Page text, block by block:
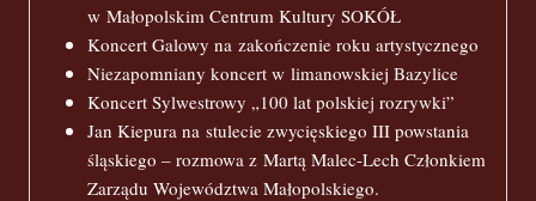
w Małopolskim Centrum Kultury SOKÓŁ
Koncert Galowy na zakończenie roku artystycznego
Niezapomniany koncert w limanowskiej Bazylice
Koncert Sylwestrowy „100 lat polskiej rozrywki”
Jan Kiepura na stulecie zwycięskiego III powstania
śląskiego – rozmowa z Martą Malec-Lech Członkiem
Zarządu Województwa Małopolskiego.